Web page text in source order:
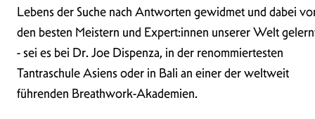
Lebens der Suche nach Antworten gewidmet und dabei
den besten Meistern und Expert:innen unserer Welt
- sei es bei Dr. Joe Dispenza, in der renommiertesten
Tantraschule Asiens oder in Bali an einer der weltweit
führenden Breathwork-Akademien.